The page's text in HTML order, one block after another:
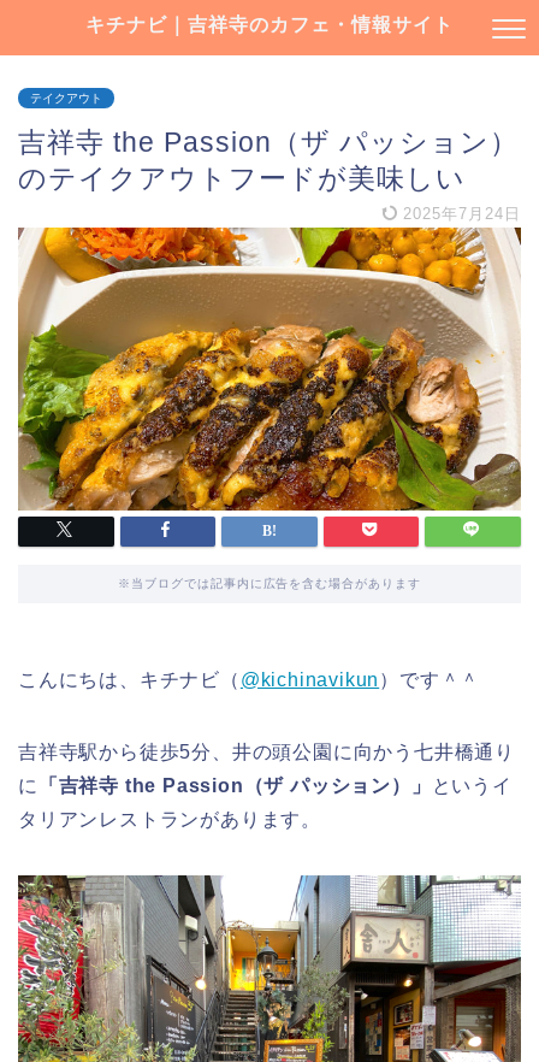
キチナビ｜吉祥寺のカフェ・情報サイト
テイクアウト
吉祥寺 the Passion（ザ パッション）
のテイクアウトフードが美味しい
2025年7月24日
※当ブログでは記事内に広告を含む場合があります
こんにちは、キチナビ（ @kichinavikun ）です＾＾
吉祥寺駅から徒歩5分、井の頭公園に向かう七井橋通り
に
「吉祥寺 the Passion（ザ パッション）」
というイ
タリアンレストランがあります。